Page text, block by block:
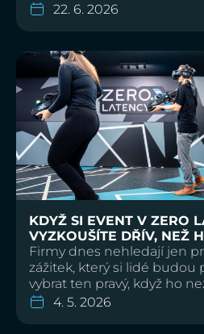
22. 6. 2026
KDYŽ SI EVENT V ZERO
VYZKOUŠÍTE DŘÍV, NEŽ
Firmy dnes nehledají jen
zážitek, který si lidé budou
vybrat ten pravý, když ho
4. 5. 2026